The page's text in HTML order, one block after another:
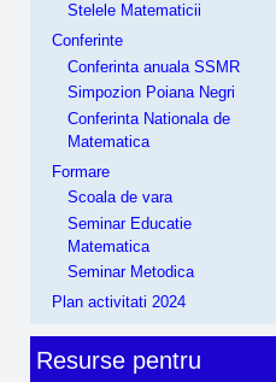
Stelele Matematicii
Conferinte
Conferinta anuala SSMR
Simpozion Poiana Negri
Conferinta Nationala de
Matematica
Formare
Scoala de vara
Seminar Educatie
Matematica
Seminar Metodica
Plan activitati 2024
Resurse pentru